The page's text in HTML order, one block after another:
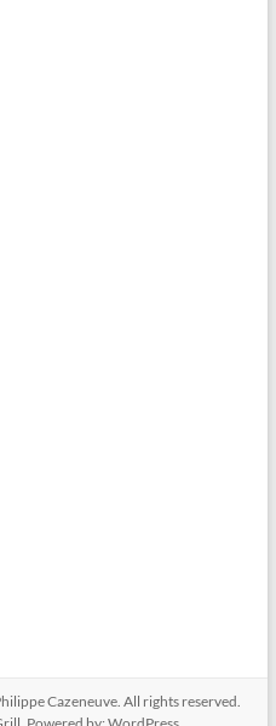
Cazeneuve. All rights reserved.